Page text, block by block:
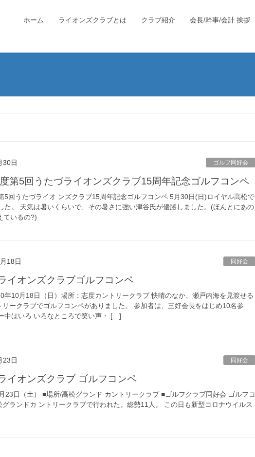
ホーム ライオンズクラブとは クラブ紹介 会長/幹事/会計 挨拶
30日 ゴルフ同好会
度第5回うたづライオンズクラブ15周年記念ゴルフコンペ
5回うたづライオ ンズクラブ15周年記念ゴルフコンペ 5月30日(日)ロイヤル高松で
た。 天気は暑いくらいで、その暑さに強い津谷氏が優勝しました。(ほんとにあの
ているの?)
18日 同好会
ライオンズクラブゴルフコンペ
年10月18日（日）場所：志度カントリークラブ 快晴のなか、瀬戸内海を見渡せる
リークラブでゴルフコンペがありました。 参加者は、三好会長をはじめ10名参
中はいろ いろなところで笑い声・ […]
23日 同好会
ライオンズクラブ ゴルフコンペ
23日（土） ■場所/高松グランド カントリークラブ ■ゴルフクラブ同好会 ゴルフコ
グランドカ ントリークラブで行われた。総勢11人。 この日も新型コロナウイルス